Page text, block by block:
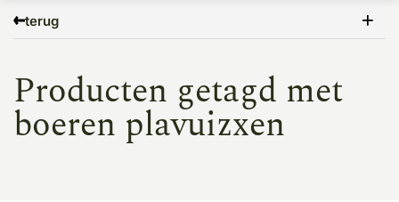
terug
Producten getagd met
boeren plavuizxen